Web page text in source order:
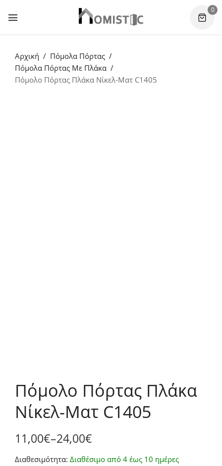
0
Αρχική
Πόμολα Πόρτας
Πόμολα Πόρτας Με Πλάκα
Πόμολο Πόρτας Πλάκα Νίκελ-Ματ C1405
Πόμολο Πόρτας Πλάκα
Νίκελ-Ματ C1405
11,00€–24,00€
Price
Διαθεσιμότητα: Διαθέσιμο από 4 έως 10 ημέρες